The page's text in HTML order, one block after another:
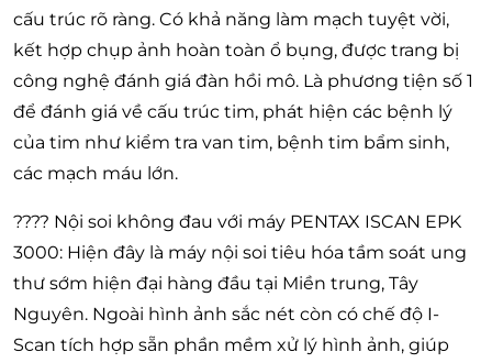
cấu trúc rõ ràng. Có khả năng làm mạch tuyệt vời,
kết hợp chụp ảnh hoàn toàn ổ bụng, được trang bị
công nghệ đánh giá đàn hồi mô. Là phương tiện số 1
để đánh giá về cấu trúc tim, phát hiện các bệnh lý
của tim như kiểm tra van tim, bệnh tim bẩm sinh,
các mạch máu lớn.
???? Nội soi không đau với máy PENTAX ISCAN EPK
3000: Hiện đây là máy nội soi tiêu hóa tầm soát ung
thư sớm hiện đại hàng đầu tại Miền trung, Tây
Nguyên. Ngoài hình ảnh sắc nét còn có chế độ I-
Scan tích hợp sẵn phần mềm xử lý hình ảnh, giúp